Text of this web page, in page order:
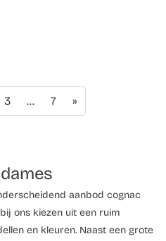
3 … 7 »
aanbod cognac
ons kiezen uit een ruim
en kleuren. Naast een grote